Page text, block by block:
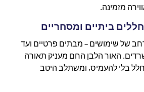
ביתיים ומסחריים
של שימושים – מבתים פרטיים ועד
האור הלבן החם מעניק תאורה
בלי להעמיס, ומשתלב היטב